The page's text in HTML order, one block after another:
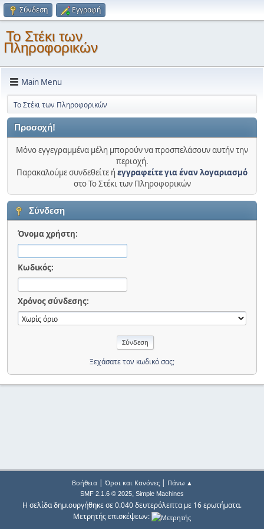
Σύνδεση Εγγραφή
Το Στέκι των
Πληροφορικών
Main Menu
Το Στέκι των Πληροφορικών
Προσοχή!
Μόνο εγγεγραμμένα μέλη μπορούν να προσπελάσουν αυτήν την
περιοχή.
Παρακαλούμε συνδεθείτε ήεγγραφείτε για έναν λογαριασμό
στο Το Στέκι των Πληροφορικών
Σύνδεση
Όνομα χρήστη:
Κωδικός:
Χρόνος σύνδεσης:
Ξεχάσατε τον κωδικό σας;
Βοήθεια| Όροι και Κανόνες| Πάνω ▲
SMF 2.1.6 © 2025, Simple Machines
Η σελίδα δημιουργήθηκε σε 0.040 δευτερόλεπτα με 16 ερωτήματα.
Μετρητής επισκέψεων: